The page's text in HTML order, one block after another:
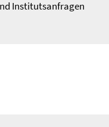
Institutsanfragen